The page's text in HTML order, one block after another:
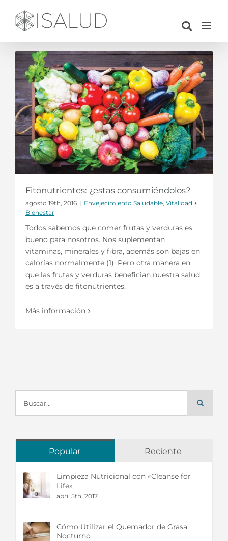
contenido
Fitonutrientes: ¿estas consumiéndolos?
agosto 19th, 2016 | Envejecimiento Saludable Vitalidad +
Bienestar
Todos sabemos que comer frutas y verduras es
bueno para nosotros. Nos suplementan
vitaminas, minerales y fibra, además son bajas en
calorías normalmente (1). Pero otra manera en
que las frutas y verduras benefician nuestra salud
es a través de fitonutrientes.
Más información
Popular Reciente
Limpieza Nutricional con «Cleanse for
Life»
abril 5th, 2017
Cómo Utilizar el Quemador de Grasa
Nocturno